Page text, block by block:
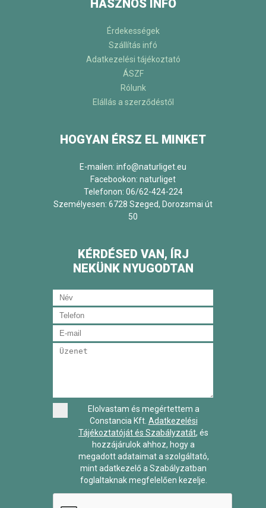
HASZNOS INFÓ
Érdekességek
Szállítás infó
Adatkezelési tájékoztató
ÁSZF
Rólunk
Elállás a szerződéstől
HOGYAN ÉRSZ EL MINKET
E-mailen: info@naturliget.eu
Facebookon: naturliget
Telefonon: 06/62-424-224
Személyesen: 6728 Szeged, Dorozsmai út
50
KÉRDÉSED VAN, ÍRJ
NEKÜNK NYUGODTAN
Elolvastam és megértettem a
Constancia Kft. Adatkezelési
Tájékoztatóját és Szabályzatát, és
hozzájárulok ahhoz, hogy a
megadott adataimat a szolgáltató,
mint adatkezelő a Szabályzatban
foglaltaknak megfelelően kezelje.